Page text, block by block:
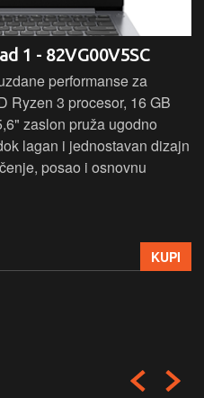
1 - 82VG00V5SC
performanse za
Ryzen 3 procesor, 16 GB
zaslon pruža ugodno
lagan i jednostavan dizajn
posao i osnovnu
KUPI